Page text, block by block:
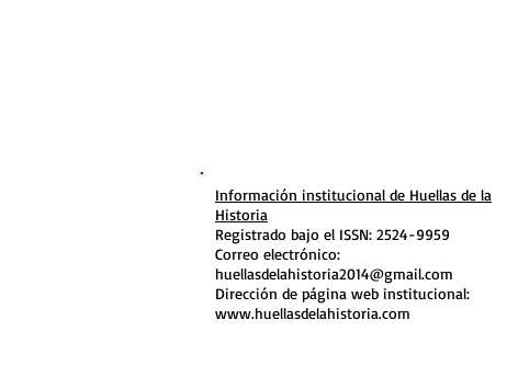
Información institucional de Huellas de la
Historia
Registrado bajo el ISSN: 2524-9959
Correo electrónico:
huellasdelahistoria2014@gmail.com
Dirección de página web institucional:
www.huellasdelahistoria.com